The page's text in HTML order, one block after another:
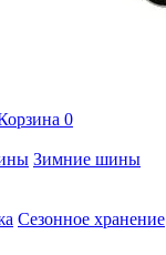
0
Зимние шины
Сезонное хранение